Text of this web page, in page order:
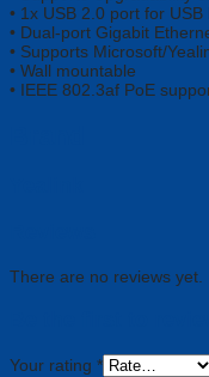
• 1x USB 2.0 port for
• Dual-port Gigabit
• Supports Microsoft/
• Wall mountable
• IEEE 802.3af PoE
There are no reviews yet.
Your rating *